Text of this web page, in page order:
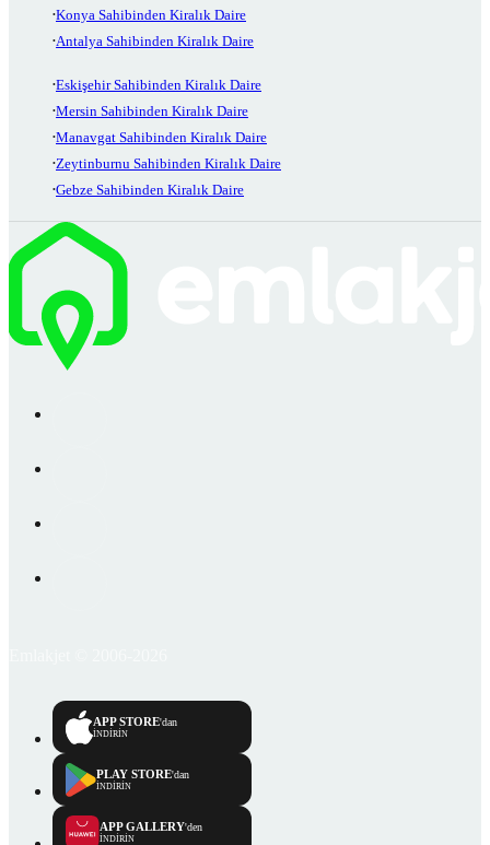
Konya Sahibinden Kiralık Daire
Antalya Sahibinden Kiralık Daire
Eskişehir Sahibinden Kiralık Daire
Mersin Sahibinden Kiralık Daire
Manavgat Sahibinden Kiralık Daire
Zeytinburnu Sahibinden Kiralık Daire
Gebze Sahibinden Kiralık Daire
APP STORE'dan
İNDİRİN
PLAY STORE'dan
İNDİRİN
APP GALLERY'den
İNDİRİN